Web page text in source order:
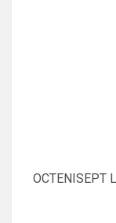
OCTENISEPT